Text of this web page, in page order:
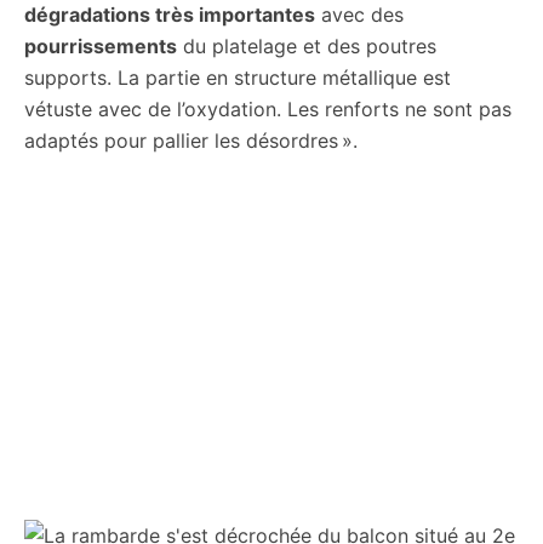
dégradations très importantes avec des
pourrissements du platelage et des poutres
supports. La partie en structure métallique est
vétuste avec de l’oxydation. Les renforts ne sont pas
adaptés pour pallier les désordres ».